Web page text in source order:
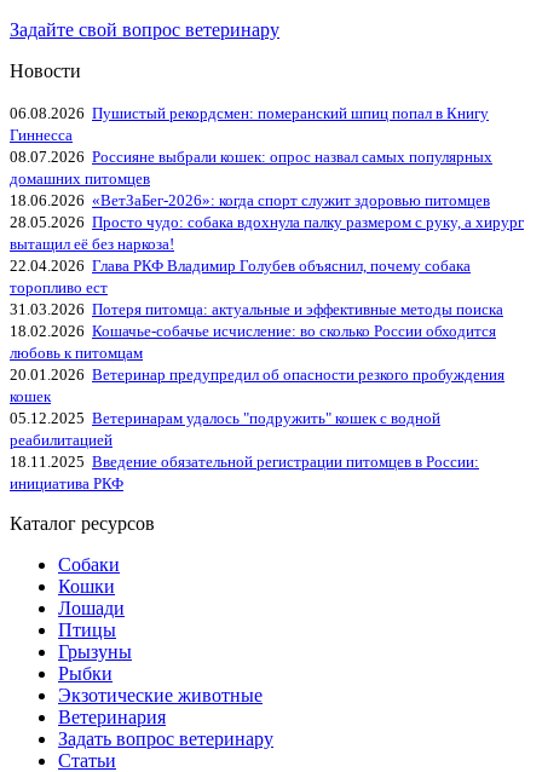
Задайте свой вопрос ветеринару
Новости
06.08.2026 Пушистый рекордсмен: померанский шпиц попал в Книгу
Гиннесса
08.07.2026 Россияне выбрали кошек: опрос назвал самых популярных
домашних питомцев
18.06.2026 «ВетЗаБег‑2026»: когда спорт служит здоровью питомцев
28.05.2026 Просто чудо: собака вдохнула палку размером с руку, а хирург
вытащил её без наркоза!
22.04.2026 Глава РКФ Владимир Голубев объяснил, почему собака
торопливо ест
31.03.2026 Потеря питомца: актуальные и эффективные методы поиска
18.02.2026 Кошачье-собачье исчисление: во сколько России обходится
любовь к питомцам
20.01.2026 Ветеринар предупредил об опасности резкого пробуждения
кошек
05.12.2025 Ветеринарам удалось "подружить" кошек с водной
реабилитацией
18.11.2025 Введение обязательной регистрации питомцев в России:
инициатива РКФ
Каталог ресурсов
Собаки
Кошки
Лошади
Птицы
Грызуны
Рыбки
Экзотические животные
Ветеринария
Задать вопрос ветеринару
Статьи